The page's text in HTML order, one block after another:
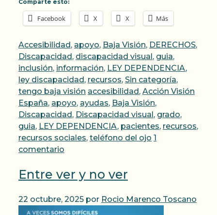
Comparte esto:
Facebook X X Más
Categorías
Accesibilidad , apoyo, Baja Visión, DERECHOS,
Discapacidad , discapacidad visual , guia,
inclusión, información, LEY DEPENDENCIA,
ley discapacidad , recursos, Sin categoría,
tengo baja visión Etiquetas
accesibilidad , Acción Visión
España, apoyo, ayudas, Baja Visión,
Discapacidad , Discapacidad visual , grado,
guia, LEY DEPENDENCIA, pacientes, recursos,
recursos sociales, teléfono del ojo 1
comentario
Entre ver y no ver
22 octubre, 2025 por Rocio Marenco Toscano